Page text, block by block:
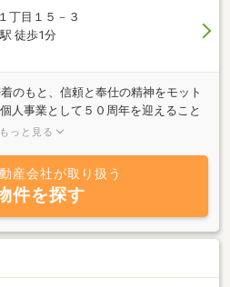
丁目１５－３
徒歩1分
のもと、信頼と奉仕の精神をモット
人事業として５０周年を迎えること
賃貸・売買を中心に物件を豊富に取
ワークも充実しております。女性ス
ていただきます。幸手駅のロータリ
良好です。お客様のご希望にできる
ますので、お気軽にご相談くださ
もっと見る
産会社が取り扱う
件を探す